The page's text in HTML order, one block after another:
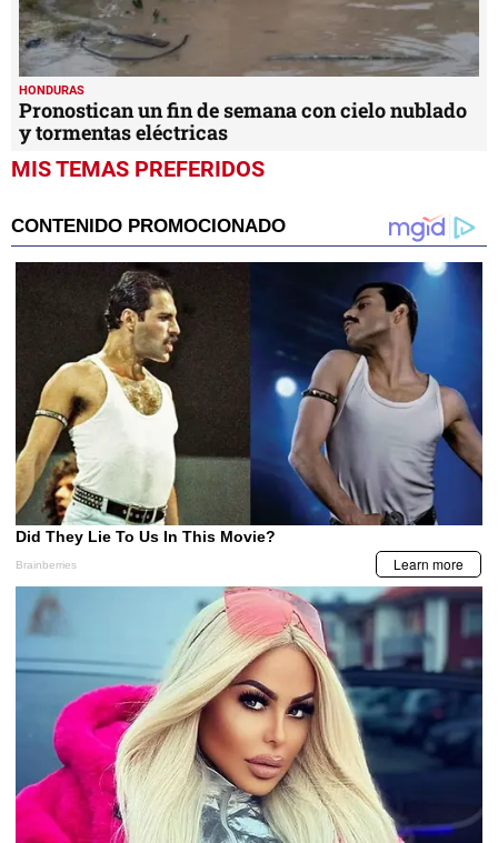
HONDURAS
Pronostican un fin de semana con cielo nublado
y tormentas eléctricas
MIS TEMAS PREFERIDOS